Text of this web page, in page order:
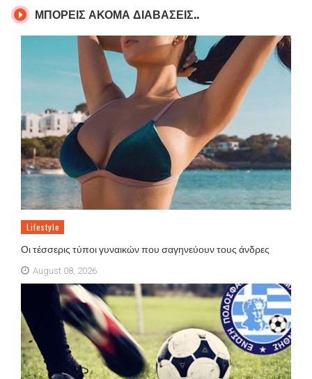
ΜΠΟΡΕΙΣ ΑΚΟΜΑ ΔΙΑΒΑΣΕΙΣ..
Lifestyle
Οι τέσσερις τύποι γυναικών που σαγηνεύουν τους άνδρες
August 08, 2026